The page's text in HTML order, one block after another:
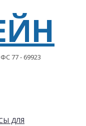
77 - 69923
ДЛЯ